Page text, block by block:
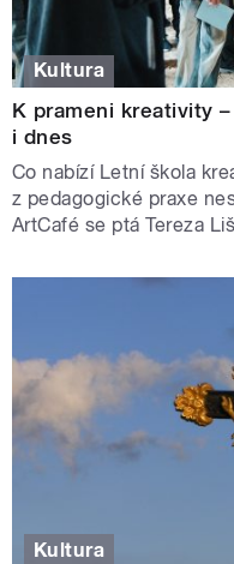
Kultura
K prameni kreativity
i dnes
Co nabízí Letní škola
z pedagogické praxe
ArtCafé se ptá Tereza
Kultura